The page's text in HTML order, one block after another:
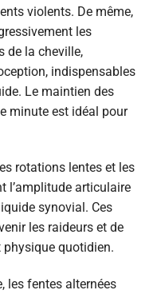
violents. De même,
les
de la cheville,
indispensables
Le maintien des
minute est idéal pour
rotations lentes et les
l’amplitude articulaire
synovial. Ces
les raideurs et de
physique quotidien.
les fentes alternées